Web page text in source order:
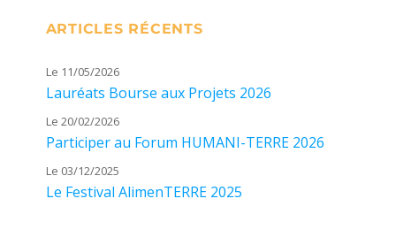
publications
ARTICLES RÉCENTS
Le 11/05/2026
Lauréats Bourse aux Projets 2026
Le 20/02/2026
Participer au Forum HUMANI-TERRE 2026
Le 03/12/2025
Le Festival AlimenTERRE 2025